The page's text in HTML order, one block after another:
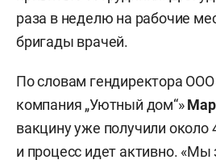
раза в неделю на рабочие
бригады врачей.
По словам гендиректора
компания „Уютный дом“»
вакцину уже получили около
и процесс идет активно. «Мы